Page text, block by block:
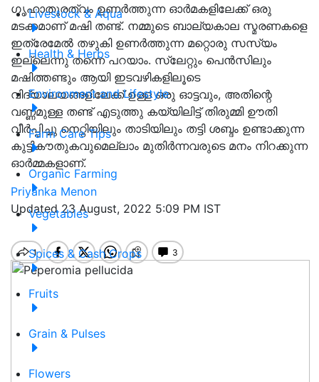
Livestock & Aqua
Health & Herbs
Environment and Lifestyle
Farm Care Tips
Organic Farming
Vegetables
Spices & Cash Crops
Fruits
Grain & Pulses
Flowers
ഗൃഹാതുരത്വം ഉണർത്തുന്ന ഓർമകളിലേക്ക് ഒരു
മടക്കമാണ് മഷി തണ്ട്. നമ്മുടെ ബാല്യകാല സ്മരണകളെ
ഇത്രേമേൽ തഴുകി ഉണർത്തുന്ന മറ്റൊരു സസ്യം
ഇല്ലെന്നു തന്നെ പറയാം. സ്ലേറ്റും പെൻസിലും
മഷിത്തണ്ടും ആയി ഇടവഴികളിലൂടെ
വിദ്യാലയങ്ങളിലേക്ക് ഉള്ള ഒരു ഓട്ടവും, അതിന്റെ
വണ്ണമുള്ള തണ്ട് എടുത്തു കയ്യിലിട്ട് തിരുമ്മി ഊതി
വീർപ്പിച്ചു നെറ്റിയിലും താടിയിലും തട്ടി ശബ്ദം ഉണ്ടാക്കുന്ന
കുട്ടികൗതുകവുമെല്ലാം മുതിർന്നവരുടെ മനം നിറക്കുന്ന
ഓർമ്മകളാണ്.
Priyanka Menon
Updated 23 August, 2022 5:09 PM IST